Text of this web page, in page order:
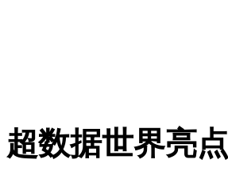
超数据世界亮点